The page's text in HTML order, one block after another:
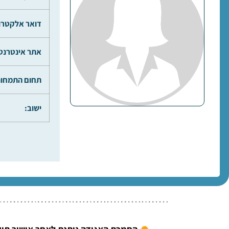
דואר
אתר
תחום
ישוב: